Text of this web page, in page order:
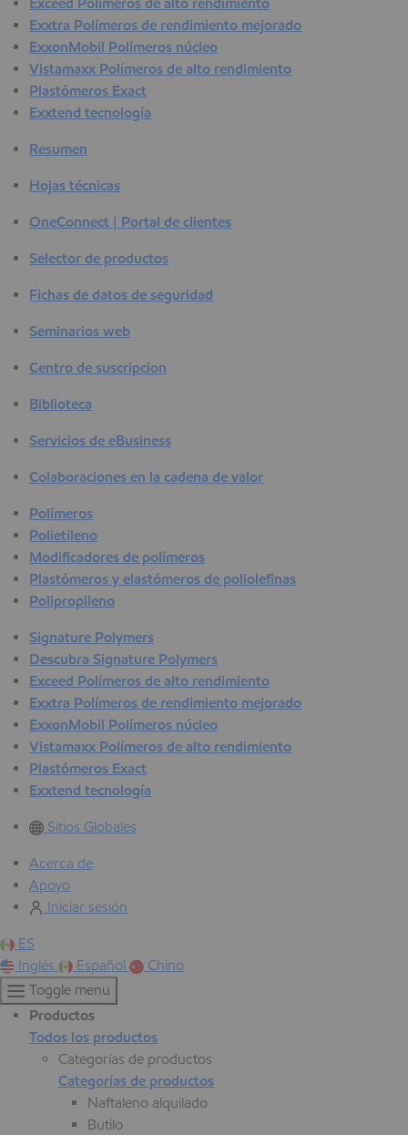
Exxtra Polímeros de rendimiento mejorado
ExxonMobil Polímeros núcleo
Vistamaxx Polímeros de alto rendimiento
Plastómeros Exact
Exxtend tecnología
Resumen
Hojas técnicas
OneConnect | Portal de clientes
Selector de productos
Fichas de datos de seguridad
Seminarios web
Centro de suscripcion
Biblioteca
Servicios de eBusiness
Colaboraciones en la cadena de valor
Polímeros
Polietileno
Modificadores de polímeros
Plastómeros y elastómeros de poliolefinas
Polipropileno
Signature Polymers
Descubra Signature Polymers
Exceed Polímeros de alto rendimiento
Exxtra Polímeros de rendimiento mejorado
ExxonMobil Polímeros núcleo
Vistamaxx Polímeros de alto rendimiento
Plastómeros Exact
Exxtend tecnología
Sitios Globales
Acerca de
Apoyo
Iniciar sesión
ES
Inglés
Español
Chino
Toggle menu
Productos
Todos los productos
Categorías de productos
Categorías de productos
Naftaleno alquilado
Butilo